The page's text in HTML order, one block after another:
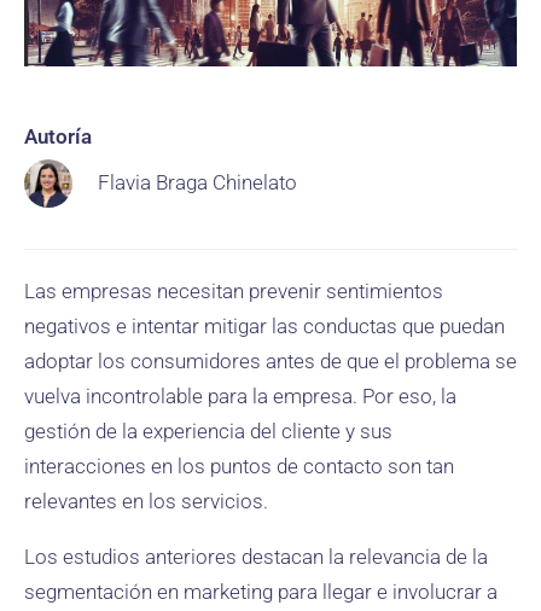
Autoría
Flavia Braga Chinelato
Las empresas necesitan prevenir sentimientos
negativos e intentar mitigar las conductas que puedan
adoptar los consumidores antes de que el problema se
vuelva incontrolable para la empresa. Por eso, la
gestión de la experiencia del cliente y sus
interacciones en los puntos de contacto son tan
relevantes en los servicios.
Los estudios anteriores destacan la relevancia de la
segmentación en marketing para llegar e involucrar a